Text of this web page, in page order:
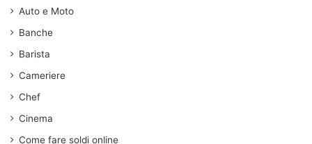
Auto e Moto
Banche
Barista
Cameriere
Chef
Cinema
Come fare soldi online